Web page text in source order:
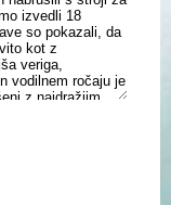
izvedli 18
so pokazali, da
kot z
veriga,
vodilnem ročaju je
z najdražjim
jakost tresenja
se pri uporabi
raziskave so